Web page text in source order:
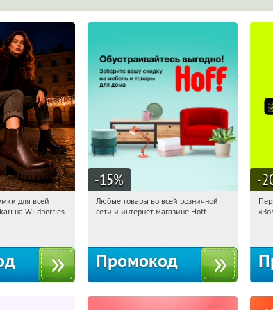
Получили:
для всей
на Wildberries
-15%
09:50:40 Получили:
Любые товары во всей розничной
сети и интернет-магазине Hoff
Промокод
-